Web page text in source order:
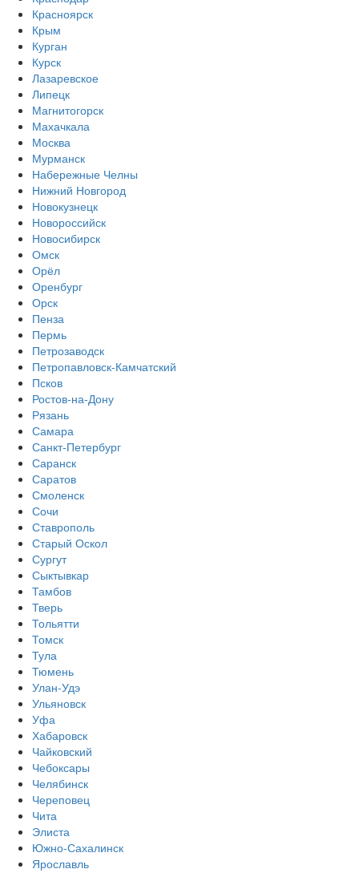
Красноярск
Крым
Курган
Курск
Лазаревское
Липецк
Магнитогорск
Махачкала
Москва
Мурманск
Набережные Челны
Нижний Новгород
Новокузнецк
Новороссийск
Новосибирск
Омск
Орёл
Оренбург
Орск
Пенза
Пермь
Петрозаводск
Петропавловск-Камчатский
Псков
Ростов-на-Дону
Рязань
Самара
Санкт-Петербург
Саранск
Саратов
Смоленск
Сочи
Ставрополь
Старый Оскол
Сургут
Сыктывкар
Тамбов
Тверь
Тольятти
Томск
Тула
Тюмень
Улан-Удэ
Ульяновск
Уфа
Хабаровск
Чайковский
Чебоксары
Челябинск
Череповец
Чита
Элиста
Южно-Сахалинск
Ярославль